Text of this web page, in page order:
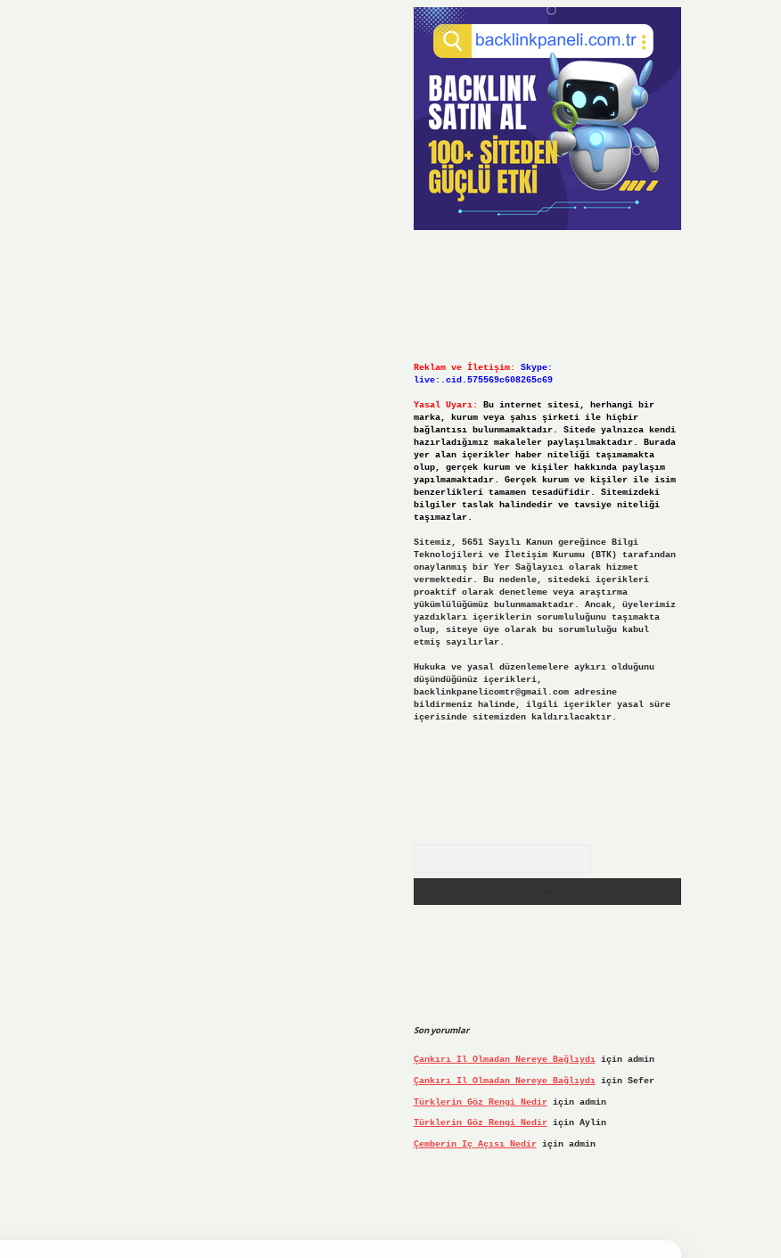
Reklam ve İletişim:
Skype:
live:.cid.575569c608265c69
Yasal Uyarı:
Bu internet sitesi, herhangi bir
marka, kurum veya şahıs şirketi ile hiçbir
bağlantısı bulunmamaktadır. Sitede yalnızca kendi
hazırladığımız makaleler paylaşılmaktadır. Burada
yer alan içerikler haber niteliği taşımamakta
olup, gerçek kurum ve kişiler hakkında paylaşım
yapılmamaktadır. Gerçek kurum ve kişiler ile isim
benzerlikleri tamamen tesadüfidir. Sitemizdeki
bilgiler taslak halindedir ve tavsiye niteliği
taşımazlar.
Sitemiz, 5651 Sayılı Kanun gereğince Bilgi
Teknolojileri ve İletişim Kurumu (BTK) tarafından
onaylanmış bir Yer Sağlayıcı olarak hizmet
vermektedir. Bu nedenle, sitedeki içerikleri
proaktif olarak denetleme veya araştırma
yükümlülüğümüz bulunmamaktadır. Ancak, üyelerimiz
yazdıkları içeriklerin sorumluluğunu taşımakta
olup, siteye üye olarak bu sorumluluğu kabul
etmiş sayılırlar.
Hukuka ve yasal düzenlemelere aykırı olduğunu
düşündüğünüz içerikleri,
backlinkpanelicomtr@gmail.comadresine
bildirmeniz halinde, ilgili içerikler yasal süre
içerisinde sitemizden kaldırılacaktır.
Son yorumlar
Çankırı Il Olmadan Nereye Bağlıydıiçin admin
Çankırı Il Olmadan Nereye Bağlıydıiçin Sefer
Türklerin Göz Rengi Nediriçin admin
Türklerin Göz Rengi Nediriçin Aylin
Çemberin Iç Açısı Nediriçin admin